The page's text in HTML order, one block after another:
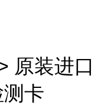
原装进口
卡